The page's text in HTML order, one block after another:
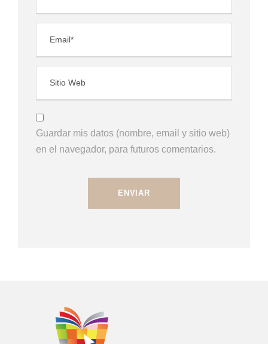
Guardar mis datos (nombre, email y sitio web)
en el navegador, para futuros comentarios.